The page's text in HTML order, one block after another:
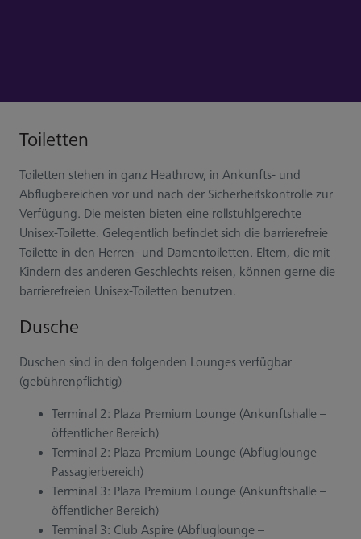
Toiletten
Toiletten stehen in ganz Heathrow, in Ankunfts- und
Abflugbereichen vor und nach der Sicherheitskontrolle zur
Verfügung. Die meisten bieten eine rollstuhlgerechte
Unisex-Toilette. Gelegentlich befindet sich die barrierefreie
Toilette in den Herren- und Damentoiletten. Eltern, die mit
Kindern des anderen Geschlechts reisen, können gerne die
barrierefreien Unisex-Toiletten benutzen.
Dusche
Duschen sind in den folgenden Lounges verfügbar
(gebührenpflichtig)
Terminal 2: Plaza Premium Lounge (Ankunftshalle –
öffentlicher Bereich)
Terminal 2: Plaza Premium Lounge (Abfluglounge –
Passagierbereich)
Terminal 3: Plaza Premium Lounge (Ankunftshalle –
öffentlicher Bereich)
Terminal 3: Club Aspire (Abfluglounge –